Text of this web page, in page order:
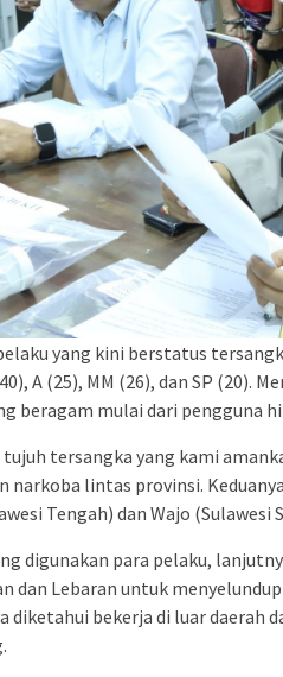
yang kini berstatus
A (25), MM (26), dan SP (20).
beragam mulai dari pengguna
tujuh tersangka yang kami
narkoba lintas provinsi.
Tengah) dan Wajo (Sulawesi
digunakan para pelaku,
dan Lebaran untuk
diketahui bekerja di luar daerah